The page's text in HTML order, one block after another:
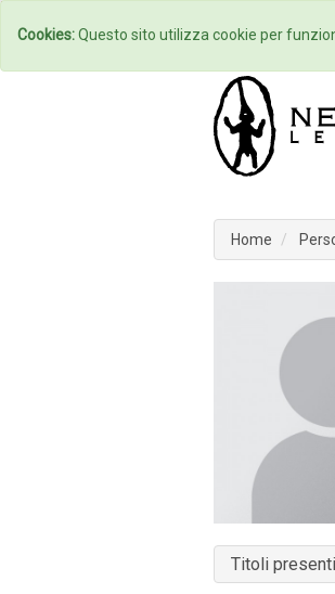
Home
Titoli
Cookies:Questo sito utilizza cookie per